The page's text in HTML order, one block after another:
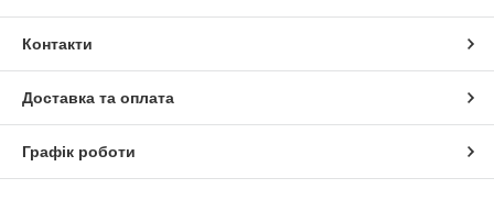
Контакти
Доставка та оплата
Графік роботи